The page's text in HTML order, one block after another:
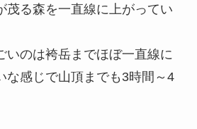
茂る森を一直線に上がってい
いのは袴岳までほぼ一直線に
な感じで山頂までも3時間～4